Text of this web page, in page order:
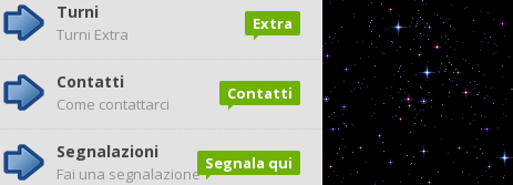
Extra
Turni
Turni Extra
Contatti
Contatti
Come contattarci
Segnala qui
Segnalazioni
Fai una segnalazione